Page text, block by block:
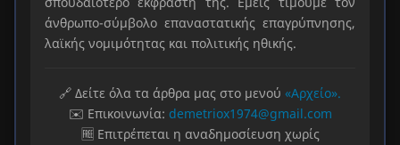
άνθρωπο-σύμβολο επαναστατικής επαγρύπνησης,
λαϊκής νομιμότητας και πολιτικής ηθικής.
🔗 Δείτε όλα τα άρθρα μας στο μενού «Αρχείο».
✉️ Επικοινωνία: demetriox1974@gmail.com
🆓 Επιτρέπεται η αναδημοσίευση χωρίς